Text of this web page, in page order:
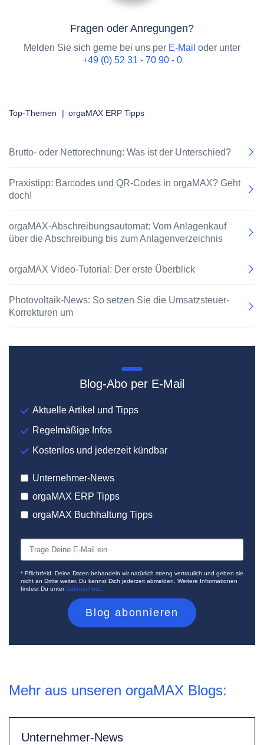
Fragen oder Anregungen?
Melden Sie sich gerne bei uns per E-Mail oder unter
+49 (0) 52 31 - 70 90 - 0
Top-Themen | orgaMAX ERP Tipps
Brutto- oder Nettorechnung: Was ist der Unterschied?
Praxistipp: Barcodes und QR-Codes in orgaMAX? Geht
doch!
orgaMAX-Abschreibungsautomat: Vom Anlagenkauf
über die Abschreibung bis zum Anlagenverzeichnis
orgaMAX Video-Tutorial: Der erste Überblick
Photovoltaik-News: So setzen Sie die Umsatzsteuer-
Korrekturen um
Blog-Abo per E-Mail
Aktuelle Artikel und Tipps
Regelmäßige Infos
Kostenlos und jederzeit kündbar
Unternehmer-News
orgaMAX ERP Tipps
orgaMAX Buchhaltung Tipps
* Pflichtfeld. Deine Daten behandeln wir natürlich streng vertraulich und geben sie
nicht an Dritte weiter. Du kannst Dich jederzeit abmelden. Weitere Informationen
findest Du unterDatenschutz
Mehr aus unseren orgaMAX Blogs:
Unternehmer-News